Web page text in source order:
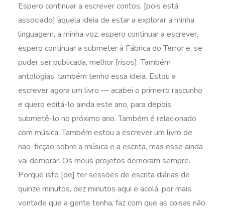
Espero continuar a escrever contos, [pois está
associado] àquela ideia de estar a explorar a minha
linguagem, a minha voz; espero continuar a escrever,
espero continuar a submeter à Fábrica do Terror e, se
puder ser publicada, melhor [risos]. Também
antologias, também tenho essa ideia. Estou a
escrever agora um livro — acabei o primeiro rascunho
e quero editá-lo ainda este ano, para depois
submetê-lo no próximo ano. Também é relacionado
com música. Também estou a escrever um livro de
não-ficção sobre a música e a escrita, mas esse ainda
vai demorar. Os meus projetos demoram sempre.
Porque isto [de] ter sessões de escrita diárias de
quinze minutos, dez minutos aqui e acolá, por mais
vontade que a gente tenha, faz com que as coisas não